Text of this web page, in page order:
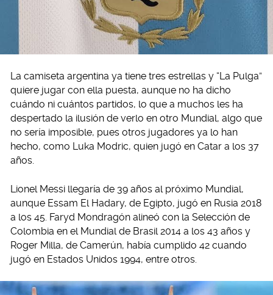
La camiseta argentina ya tiene tres estrellas y “La Pulga”
quiere jugar con ella puesta, aunque no ha dicho
cuándo ni cuántos partidos, lo que a muchos les ha
despertado la ilusión de verlo en otro Mundial, algo que
no sería imposible, pues otros jugadores ya lo han
hecho, como Luka Modric, quien jugó en Catar a los 37
años.
Lionel Messi llegaría de 39 años al próximo Mundial,
aunque Essam El Hadary, de Egipto, jugó en Rusia 2018
a los 45. Faryd Mondragón alineó con la Selección de
Colombia en el Mundial de Brasil 2014 a los 43 años y
Roger Milla, de Camerún, había cumplido 42 cuando
jugó en Estados Unidos 1994, entre otros.